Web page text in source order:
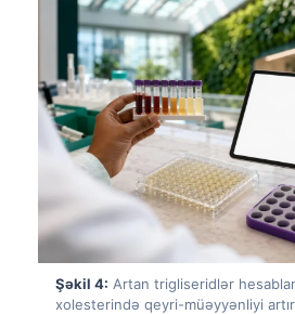
Şəkil 4: Artan trigliseridlər
xolesterində qeyri-müəyyənliyi